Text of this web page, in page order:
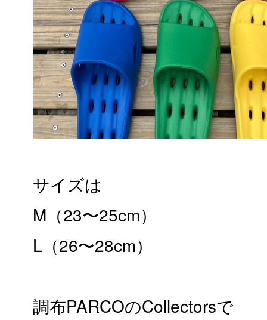
サイズは
M（23〜25cm）
L（26〜28cm）
調布PARCOのCollectorsで